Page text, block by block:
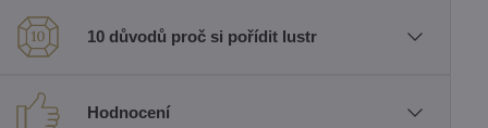
10 důvodů proč si pořídit lustr
Hodnocení